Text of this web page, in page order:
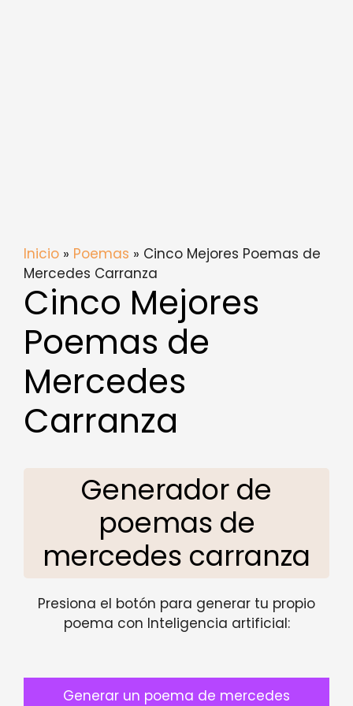
Inicio » Poemas » Cinco Mejores Poemas de
Mercedes Carranza
Cinco Mejores
Poemas de
Mercedes
Carranza
Generador de
poemas de
mercedes carranza
Presiona el botón para generar tu propio
poema con Inteligencia artificial:
Generar un poema de mercedes